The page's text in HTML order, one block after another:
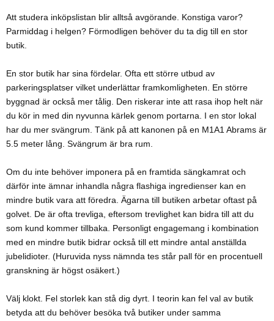
Att studera inköpslistan blir alltså avgörande. Konstiga varor?
Parmiddag i helgen? Förmodligen behöver du ta dig till en stor
butik.
En stor butik har sina fördelar. Ofta ett större utbud av
parkeringsplatser vilket underlättar framkomligheten. En större
byggnad är också mer tålig. Den riskerar inte att rasa ihop helt när
du kör in med din nyvunna kärlek genom portarna. I en stor lokal
har du mer svängrum. Tänk på att kanonen på en M1A1 Abrams är
5.5 meter lång. Svängrum är bra rum.
Om du inte behöver imponera på en framtida sängkamrat och
därför inte ämnar inhandla några flashiga ingredienser kan en
mindre butik vara att föredra. Ägarna till butiken arbetar oftast på
golvet. De är ofta trevliga, eftersom trevlighet kan bidra till att du
som kund kommer tillbaka. Personligt engagemang i kombination
med en mindre butik bidrar också till ett mindre antal anställda
jubelidioter. (Huruvida nyss nämnda tes står pall för en procentuell
granskning är högst osäkert.)
Välj klokt. Fel storlek kan stå dig dyrt. I teorin kan fel val av butik
betyda att du behöver besöka två butiker under samma